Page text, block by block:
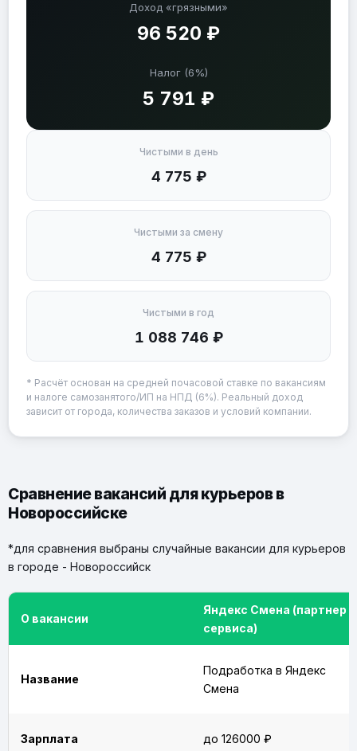
Доход «грязными»
96 520 ₽
Налог (6%)
5 791 ₽
Чистыми в день
4 775 ₽
Чистыми за смену
4 775 ₽
Чистыми в год
1 088 746 ₽
* Расчёт основан на средней почасовой ставке по вакансиям
и налоге самозанятого/ИП на НПД (6%). Реальный доход
зависит от города, количества заказов и условий компании.
Сравнение вакансий для курьеров в
Новороссийске
*для сравнения выбраны случайные вакансии для курьеров
в городе - Новороссийск
О вакансии
Яндекс Смена (партнер
сервиса)
Название
Подработка в Яндекс
Смена
Зарплата до 126000 ₽